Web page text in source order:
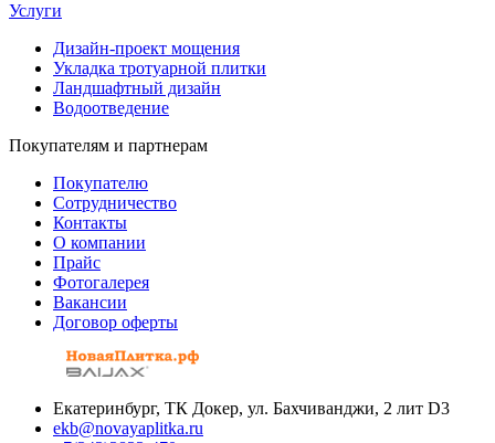
Услуги
Дизайн-проект мощения
Укладка тротуарной плитки
Ландшафтный дизайн
Водоотведение
Покупателям и партнерам
Покупателю
Сотрудничество
Контакты
О компании
Прайс
Фотогалерея
Вакансии
Договор оферты
Екатеринбург, ТК Докер, ул. Бахчиванджи, 2 лит D3
ekb@novayaplitka.ru